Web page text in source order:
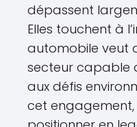
dépassent
Elles touchent à
automobile veut
secteur capable
aux défis
cet engagement,